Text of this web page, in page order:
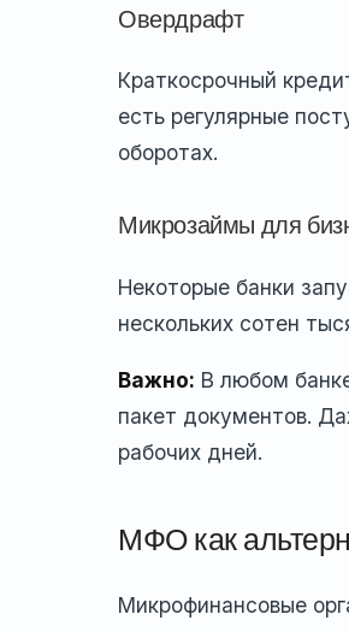
Овердрафт
Краткосрочный
есть регулярные
оборотах.
Микрозаймы для
Некоторые банки
нескольких сотен
Важно: В любом
пакет документов.
рабочих дней.
МФО как
Микрофинансовые